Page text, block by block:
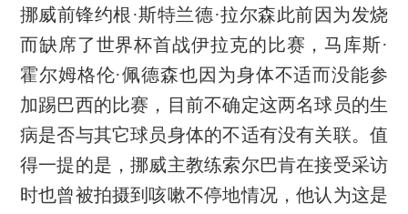
挪威前锋约根·斯特兰德·拉尔森此前因为发烧
而缺席了世界杯首战伊拉克的比赛，马库斯·
霍尔姆格伦·佩德森也因为身体不适而没能参
加踢巴西的比赛，目前不确定这两名球员的生
病是否与其它球员身体的不适有没有关联。值
得一提的是，挪威主教练索尔巴肯在接受采访
时也曾被拍摄到咳嗽不停地情况，他认为这是